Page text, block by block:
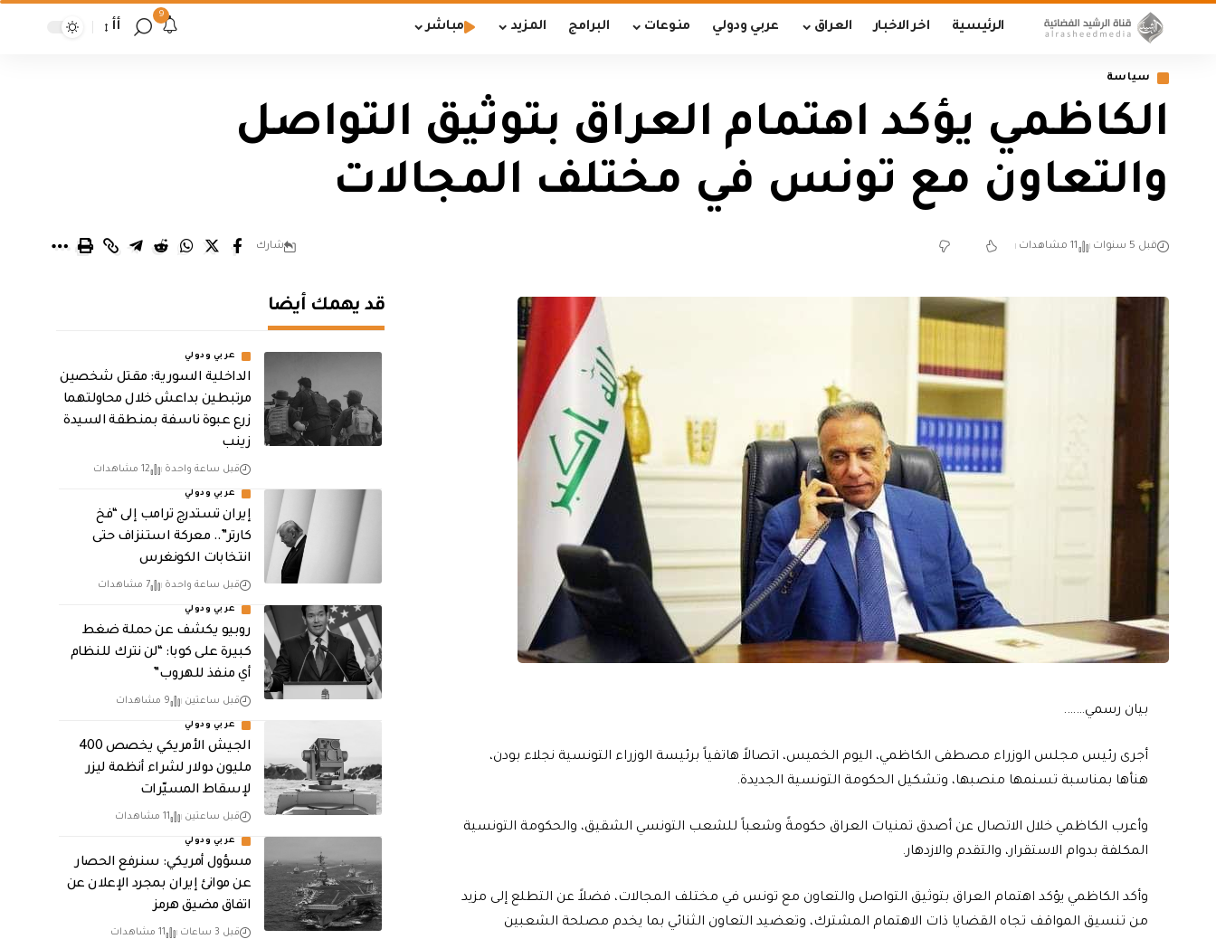
الرئيسية اخر الاخبار العراق عربي ودولي منوعات البرامج المزيد مباشر
9
أأ
سياسة
الكاظمي يؤكد اهتمام العراق بتوثيق التواصل
والتعاون مع تونس في مختلف المجالات
قبل 5 سنوات 11 مشاهدات شارك
بيان رسمي…….
أجرى رئيس مجلس الوزراء مصطفى الكاظمي، اليوم الخميس، اتصالاً هاتفياً برئيسة الوزراء التونسية نجلاء بودن،
هنأها بمناسبة تسنمها منصبها، وتشكيل الحكومة التونسية الجديدة.
وأعرب الكاظمي خلال الاتصال عن أصدق تمنيات العراق حكومةً وشعباً للشعب التونسي الشقيق، والحكومة التونسية
المكلفة بدوام الاستقرار، والتقدم والازدهار.
وأكد الكاظمي يؤكد اهتمام العراق بتوثيق التواصل والتعاون مع تونس في مختلف المجالات، فضلاً عن التطلع إلى مزيد
من تنسيق المواقف تجاه القضايا ذات الاهتمام المشترك، وتعضيد التعاون الثنائي بما يخدم مصلحة الشعبين
قد يهمك أيضا
عربي ودولي
الداخلية السورية: مقتل شخصين
مرتبطين بداعش خلال محاولتهما
زرع عبوة ناسفة بمنطقة السيدة
زينب
قبل ساعة واحدة 12 مشاهدات
عربي ودولي
إيران تستدرج ترامب إلى “فخ
كارتر”.. معركة استنزاف حتى
انتخابات الكونغرس
قبل ساعة واحدة 7 مشاهدات
عربي ودولي
روبيو يكشف عن حملة ضغط
كبيرة على كوبا: “لن نترك للنظام
أي منفذ للهروب”
قبل ساعتين 9 مشاهدات
عربي ودولي
الجيش الأمريكي يخصص 400
مليون دولار لشراء أنظمة ليزر
لإسقاط المسيّرات
قبل ساعتين 11 مشاهدات
عربي ودولي
مسؤول أمريكي: سنرفع الحصار
عن موانئ إيران بمجرد الإعلان عن
اتفاق مضيق هرمز
قبل 3 ساعات 11 مشاهدات